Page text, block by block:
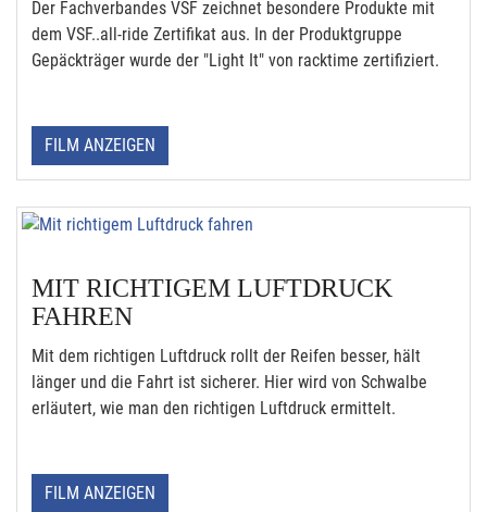
Der Fachverbandes VSF zeichnet besondere Produkte mit
dem VSF..all-ride Zertifikat aus. In der Produktgruppe
Gepäckträger wurde der "Light It" von racktime zertifiziert.
FILM ANZEIGEN
MIT RICHTIGEM LUFTDRUCK
FAHREN
Mit dem richtigen Luftdruck rollt der Reifen besser, hält
länger und die Fahrt ist sicherer. Hier wird von Schwalbe
erläutert, wie man den richtigen Luftdruck ermittelt.
FILM ANZEIGEN